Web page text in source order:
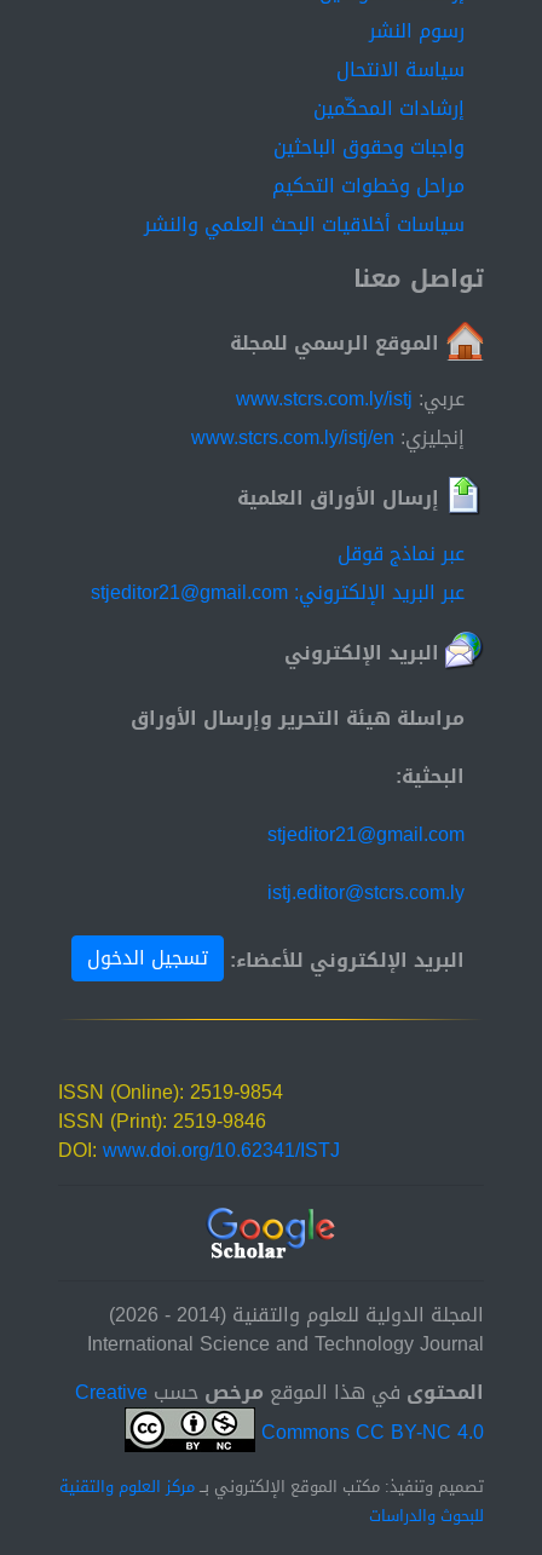
رسوم النشر
سياسة الانتحال
إرشادات المحكّمين
واجبات وحقوق الباحثين
مراحل وخطوات التحكيم
سياسات أخلاقيات البحث العلمي والنشر
تواصل معنا
الموقع الرسمي للمجلة
عربي: www.stcrs.com.ly/istj
إنجليزي: www.stcrs.com.ly/istj/en
إرسال الأوراق العلمية
عبر نماذج قوقل
عبر البريد الإلكتروني: stjeditor21@gmail.com
البريد الإلكتروني
مراسلة هيئة التحرير وإرسال الأوراق
البحثية:
stjeditor21@gmail.com
istj.editor@stcrs.com.ly
البريد الإلكتروني للأعضاء:
تسجيل الدخول
ISSN (Online): 2519-9854
ISSN (Print): 2519-9846
DOI:www.doi.org/10.62341/ISTJ
المجلة الدولية للعلوم والتقنية (2014 - 2026)
International Science and Technology Journal
المحتوى في هذا الموقع مرخصحسبCreative
Commons CC BY-NC 4.0
تصميم وتنفيذ: مكتب الموقع الإلكتروني بــمركز العلوم والتقنية
للبحوث والدراسات